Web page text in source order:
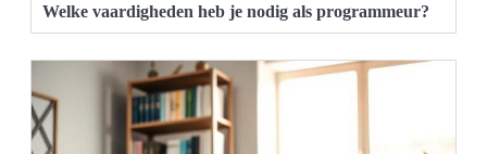
Welke vaardigheden heb je nodig als programmeur?